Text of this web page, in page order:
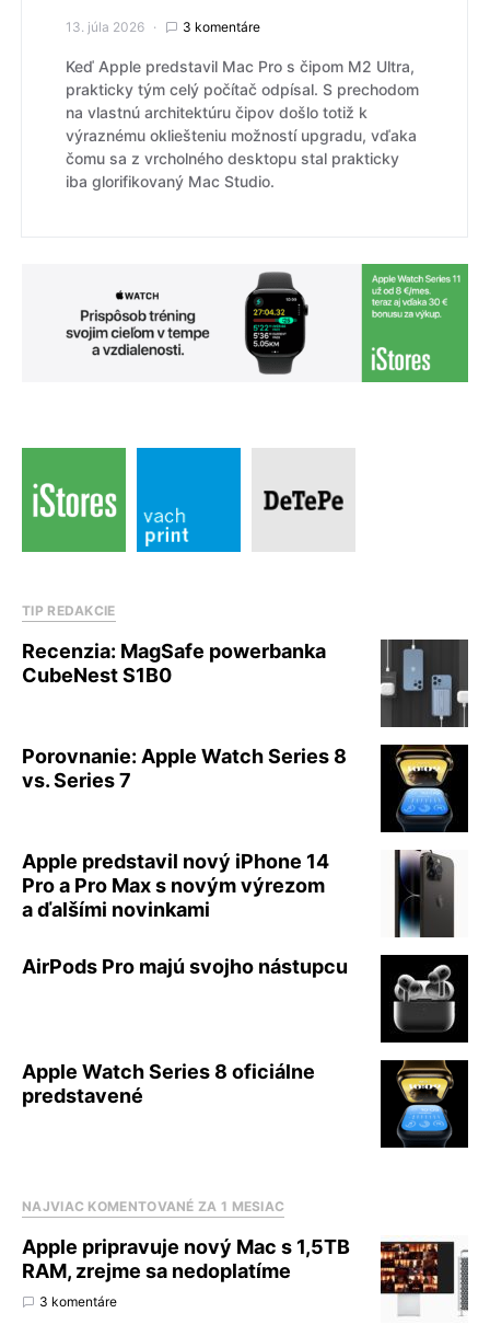
13. júla 2026 3 komentáre
Keď Apple predstavil Mac Pro s čipom M2 Ultra,
prakticky tým celý počítač odpísal. S prechodom
na vlastnú architektúru čipov došlo totiž k
výraznému okliešteniu možností upgradu, vďaka
čomu sa z vrcholného desktopu stal prakticky
iba glorifikovaný Mac Studio.
TIP REDAKCIE
Recenzia: MagSafe powerbanka
CubeNest S1B0
Porovnanie: Apple Watch Series 8
vs. Series 7
Apple predstavil nový iPhone 14
Pro a Pro Max s novým výrezom
a ďalšími novinkami
AirPods Pro majú svojho nástupcu
Apple Watch Series 8 oficiálne
predstavené
NAJVIAC KOMENTOVANÉ ZA 1 MESIAC
Apple pripravuje nový Mac s 1,5TB
RAM, zrejme sa nedoplatíme
3 komentáre